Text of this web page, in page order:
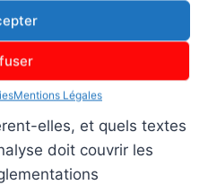
Mentions Légales
secteur
travail de cartographie :
vous, quels impacts
elles, et quels textes
doit couvrir les